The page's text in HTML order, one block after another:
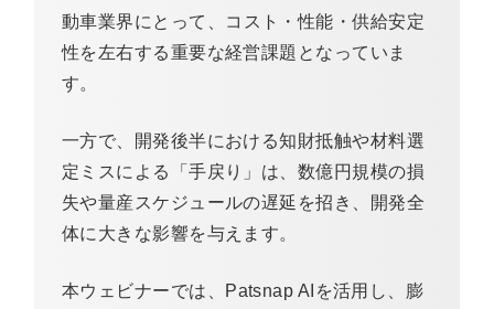
動車業界にとって、コスト・性能・供給安定
性を左右する重要な経営課題となっていま
す。
一方で、開発後半における知財抵触や材料選
定ミスによる「手戻り」は、数億円規模の損
失や量産スケジュールの遅延を招き、開発全
体に大きな影響を与えます。
本ウェビナーでは、 Patsnap AI を活用し、膨